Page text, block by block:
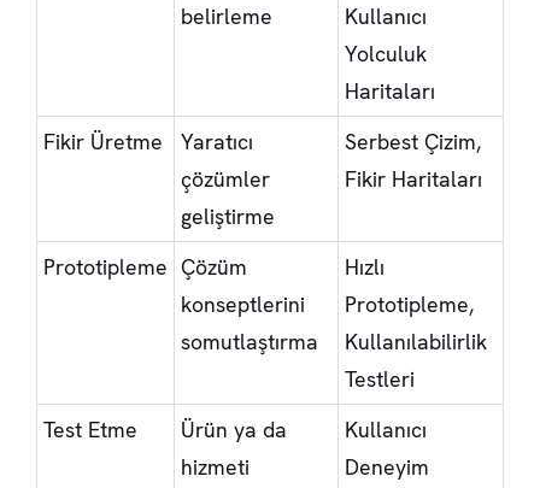
belirleme
Kullanıcı
Yolculuk
Haritaları
Fikir Üretme
Yaratıcı
çözümler
geliştirme
Serbest Çizim,
Fikir Haritaları
Prototipleme Çözüm
konseptlerini
somutlaştırma
Hızlı
Prototipleme,
Kullanılabilirlik
Testleri
Test Etme
Ürün ya da
hizmeti
Kullanıcı
Deneyim